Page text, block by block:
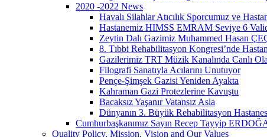
2020 -2022 News
Havalı Silahlar Atıcılık Sporcumuz ve
Hastanemiz HIMSS EMRAM Seviye 6
Zeytin Dalı Gazimiz Muhammed Hasan
8. Tıbbi Rehabilitasyon Kongresi’nde
Gazilerimiz TRT Müzik Kanalında Canlı
Filografi Sanatıyla Acılarını Unutuyor
Pençe-Şimşek Gazisi Yeniden Ayakta
Kahraman Gazi Protezlerine Kavuştu
Bacaksız Yaşanır Vatansız Asla
Dünyanın 3. Büyük Rehabilitasyon
Cumhurbaşkanımız Sayın Recep Tayyip
Quality Policy, Mission, Vision and Our Values